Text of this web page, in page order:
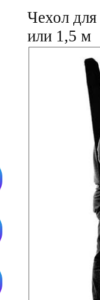
Чехол
или 1,5 м